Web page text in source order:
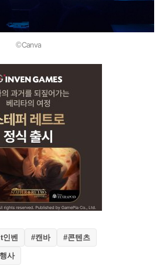
©Canva
인벤 #캔바 #콘텐츠
사